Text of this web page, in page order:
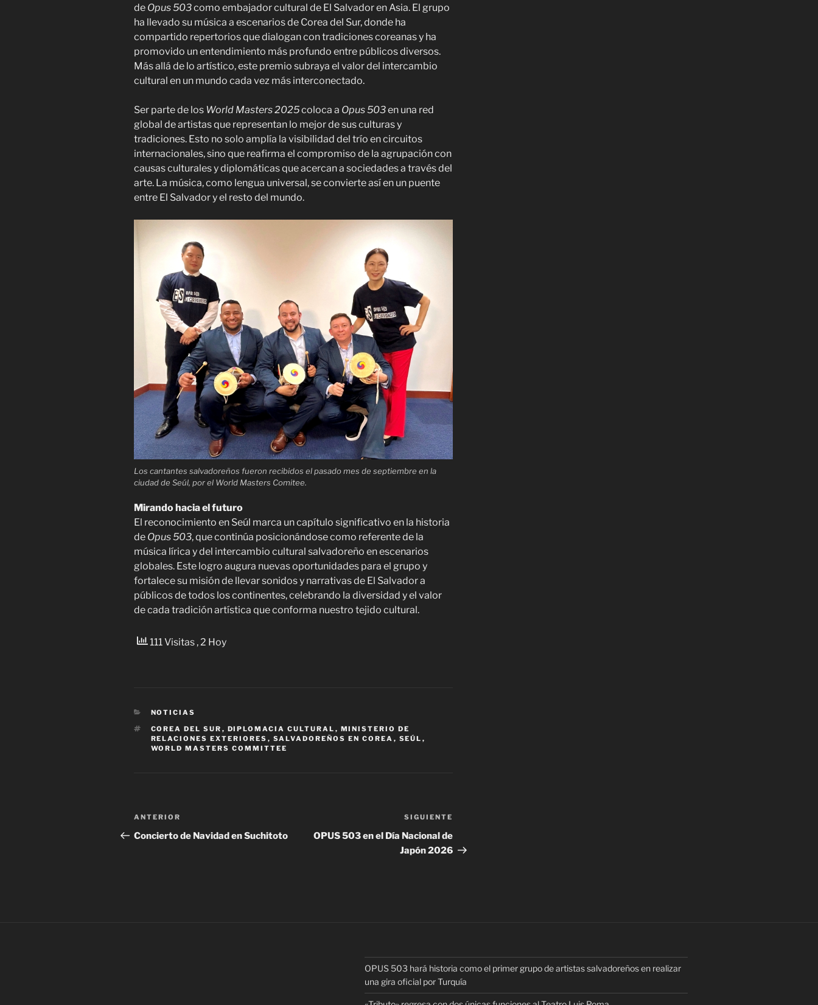
de Opus 503como embajador cultural de El Salvador en Asia. El grupo
ha llevado su música a escenarios de Corea del Sur, donde ha
compartido repertorios que dialogan con tradiciones coreanas y ha
promovido un entendimiento más profundo entre públicos diversos.
Más allá de lo artístico, este premio subraya el valor del intercambio
cultural en un mundo cada vez más interconectado.
Ser parte de los World Masters 2025coloca a Opus 503en una red
global de artistas que representan lo mejor de sus culturas y
tradiciones. Esto no solo amplía la visibilidad del trío en circuitos
internacionales, sino que reafirma el compromiso de la agrupación con
causas culturales y diplomáticas que acercan a sociedades a través del
arte. La música, como lengua universal, se convierte así en un puente
entre El Salvador y el resto del mundo.
Los cantantes salvadoreños fueron recibidos el pasado mes de septiembre en la
ciudad de Seúl, por el World Masters Comitee.
Mirando hacia el futuro
El reconocimiento en Seúl marca un capítulo significativo en la historia
de Opus 503, que continúa posicionándose como referente de la
música lírica y del intercambio cultural salvadoreño en escenarios
globales. Este logro augura nuevas oportunidades para el grupo y
fortalece su misión de llevar sonidos y narrativas de El Salvador a
públicos de todos los continentes, celebrando la diversidad y el valor
de cada tradición artística que conforma nuestro tejido cultural.
111 Visitas , 2 Hoy
CATEGORÍAS
NOTICIAS
ETIQUETAS
COREA DEL SUR , DIPLOMACIA CULTURAL , MINISTERIO DE
RELACIONES EXTERIORES , SALVADOREÑOS EN COREA , SEÚL ,
WORLD MASTERS COMMITTEE
Navegación
de
Entrada
anterior:
ANTERIOR
Concierto de Navidad en Suchitoto
entrada
SIGUIENTE
OPUS 503 en el Día Nacional de
Japón 2026
OPUS 503 hará historia como el primer grupo de artistas salvadoreños en realizar
una gira oficial por Turquía